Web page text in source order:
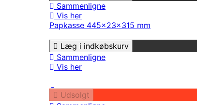
Sammenligne
Vis her
Papkasse 445x23x315 mm
Læg i indkøbskurv
Sammenligne
Vis her
Udsolgt